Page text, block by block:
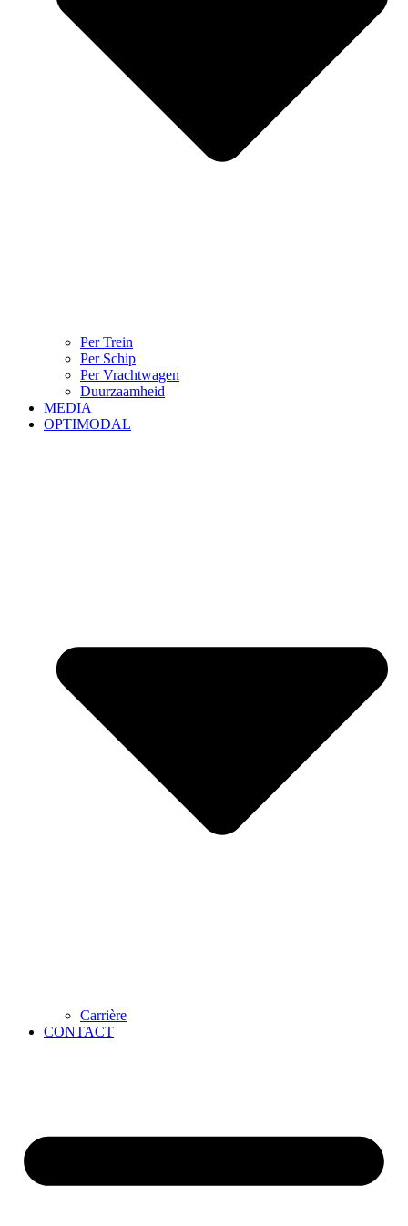
Per Trein
Per Schip
Per Vrachtwagen
Duurzaamheid
MEDIA
OPTIMODAL
Carrière
CONTACT